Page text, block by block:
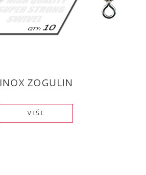
INOX ZOGULIN
VIŠE